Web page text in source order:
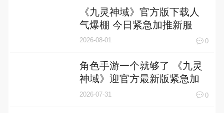
《九灵神域》官方版下载人
气爆棚 今日紧急加推新服
2026-08-01 0
角色手游一个就够了 《九灵
神域》迎官方最新版紧急加
开新服
2026-07-31 0